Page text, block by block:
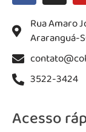
Rua Amaro
Araranguá-
3522-3424
Acesso